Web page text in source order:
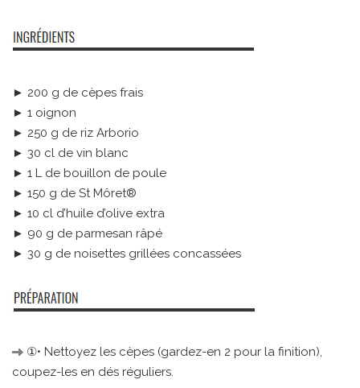
► 200 g de cèpes frais
► 1 oignon
► 250 g de riz Arborio
► 30 cl de vin blanc
► 1 L de bouillon de poule
► 150 g de St Môret®
► 10 cl d’huile d’olive extra
► 90 g de parmesan râpé
► 30 g de noisettes grillées concassées
①• Nettoyez les cèpes (gardez-en 2 pour la finition),
coupez-les en dés réguliers.